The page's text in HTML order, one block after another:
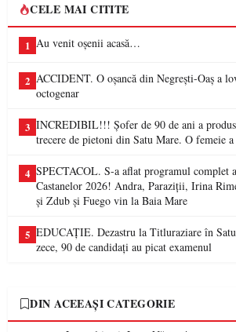
CELE MAI CITITE
1 Au venit oșenii acasă…
2 ACCIDENT. O oșancă din Negrești-Oaș a
octogenar
3 INCREDIBIL!!! Șofer de 90 de ani a
trecere de pietoni din Satu Mare. O femeie
4 SPECTACOL. S-a aflat programul complet
Castanelor 2026! Andra, Paraziții, Irina
și Zdub și Fuego vin la Baia Mare
5 EDUCAȚIE. Dezastru la Titluraziare în
zece, 90 de candidați au picat examenul
DIN ACEEAȘI CATEGORIE